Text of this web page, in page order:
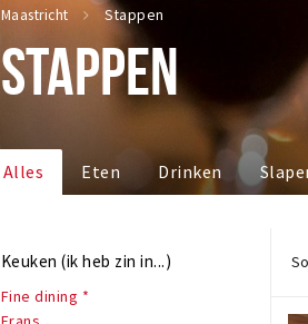
Maastricht Stappen
STAPPEN
Alles Eten Drinken
Keuken (ik heb zin in...)
Fine dining *